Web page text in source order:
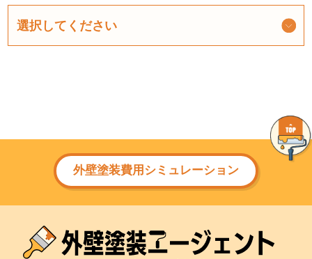
外壁塗装費用シミュレーション